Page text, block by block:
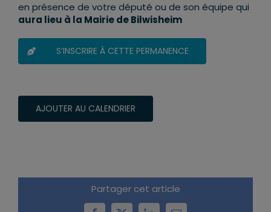
en présence de votre député ou de son équipe qui
aura lieu à la Mairie de Bilwisheim
S’INSCRIRE À CETTE PERMANENCE
AJOUTER AU CALENDRIER
Partager cet article